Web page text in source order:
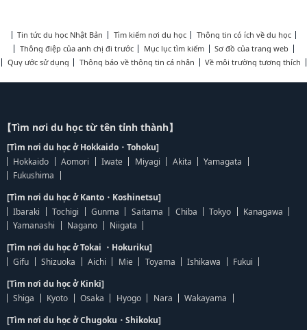
Tin tức du học Nhật Bản Tìm kiếm nơi du học
Thông tin có ích về du học
Thông điệp của anh chị đi trước
Mục lục tìm kiếm
Sơ đồ của trang web
Quy ước sử dụng
Thông báo về thông tin cá nhân Về môi trường tương thích
【Tìm nơi du học từ tên tỉnh thành】
[Tìm nơi du học ở Hokkaido・Tohoku]
Hokkaido
Aomori Iwate Miyagi Akita
Yamagata
Fukushima
[Tìm nơi du học ở Kanto・Koshinetsu]
Ibaraki
Tochigi Gunma Saitama Chiba Tokyo
Kanagawa
Yamanashi
Nagano
Niigata
[Tìm nơi du học ở Tokai ・Hokuriku]
Gifu
Shizuoka Aichi Mie Toyama Ishikawa
Fukui
[Tìm nơi du học ở Kinki]
Shiga
Kyoto Osaka Hyogo Nara
Wakayama
[Tìm nơi du học ở Chugoku・Shikoku]